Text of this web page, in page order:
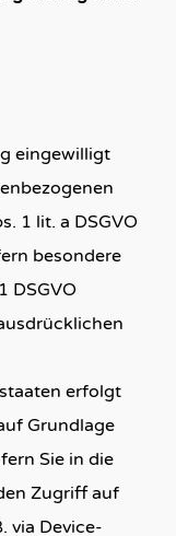
eingewilligt
1 lit. a DSGVO
besondere
DSGVO
erfolgt
Grundlage
Sie in die
Zugriff auf
via Device-